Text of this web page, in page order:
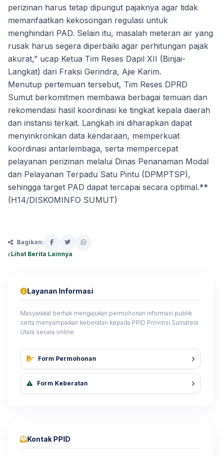
perizinan harus tetap dipungut pajaknya agar tidak
memanfaatkan kekosongan regulasi untuk
menghindari PAD. Selain itu, masalah meteran air yang
rusak harus segera diperbaiki agar perhitungan pajak
akurat,” ucap Ketua Tim Reses Dapil XII (Binjai-
Langkat) dari Fraksi Gerindra, Ajie Karim.
Menutup pertemuan tersebut, Tim Reses DPRD
Sumut berkomitmen membawa berbagai temuan dan
rekomendasi hasil koordinasi ke tingkat kepala daerah
dan instansi terkait. Langkah ini diharapkan dapat
menyinkronkan data kendaraan, memperkuat
koordinasi antarlembaga, serta mempercepat
pelayanan perizinan melalui Dinas Penanaman Modal
dan Pelayanan Terpadu Satu Pintu (DPMPTSP),
sehingga target PAD dapat tercapai secara optimal.**
(H14/DISKOMINFO SUMUT)
Bagikan:
Lihat Berita Lainnya
Layanan Informasi
Masyarakat berhak mengajukan permohonan informasi publik
serta menyampaikan keberatan kepada PPID Provinsi Sumatera
Utara secara online.
Form Permohonan
Form Keberatan
Kontak PPID